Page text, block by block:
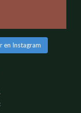
en Instagram